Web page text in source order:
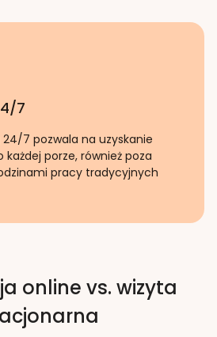
7
24/7 pozwala na uzyskanie
porze, również poza
pracy tradycyjnych
online vs. wizyta